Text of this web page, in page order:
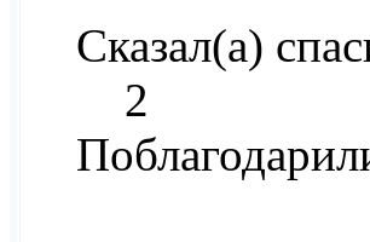
Сказал(а)
2